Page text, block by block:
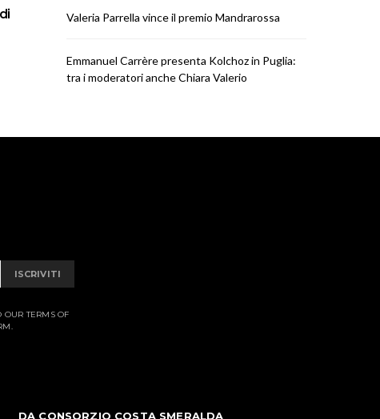
Valeria Parrella vince il premio
Mandrarossa
RICCARDO LUGLIO 28, 2026
Emmanuel
Valeria Parrella vince il premio Mandrarossa
Emmanuel Carrère presenta Kolchoz in Puglia:
tra i moderatori anche Chiara Valerio
ISCRIVITI
OUR TERMS OF
DA CONSORZIO COSTA SMERALDA